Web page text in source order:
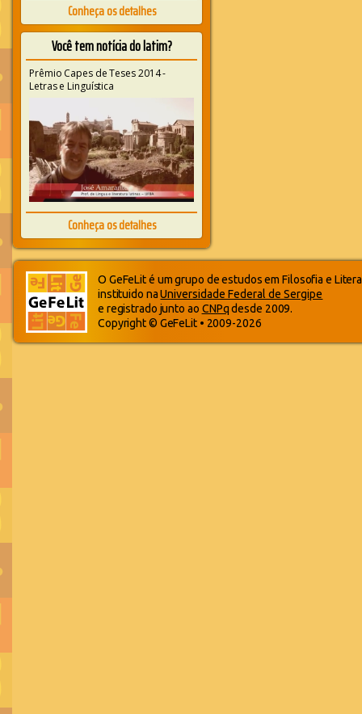
Conheça os detalhes
Você tem notícia do latim?
Prêmio Capes de Teses 2014 -
Letras e Linguística
Conheça os detalhes
O GeFeLit é um grupo de estudos em Filosofia e
instituido naUniversidade Federal de Sergipe
e registrado junto ao CNPqdesde 2009.
Copyright © GeFeLit • 2009-2026